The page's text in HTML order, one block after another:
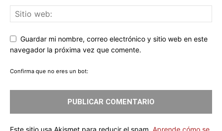
Guardar mi nombre, correo electrónico y sitio web en este
navegador la próxima vez que comente.
Confirma que no eres un bot: